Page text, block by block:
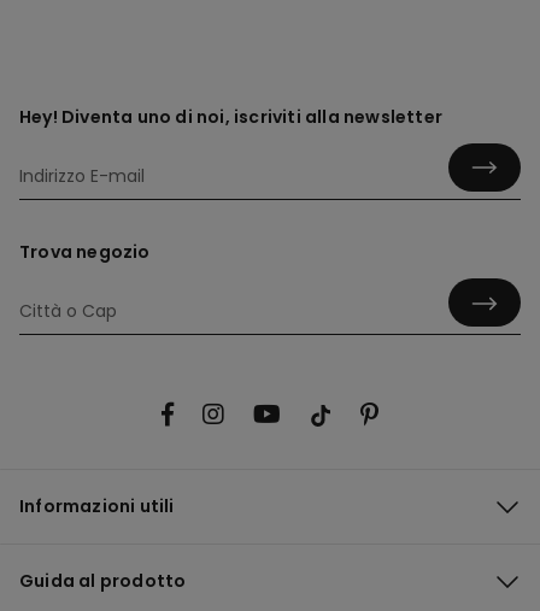
Hey! Diventa uno di noi, iscriviti alla newsletter
Trova negozio
Informazioni utili
Guida al prodotto